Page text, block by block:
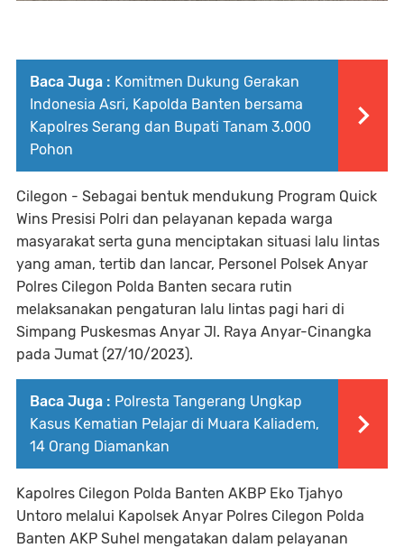
Baca Juga : Komitmen Dukung Gerakan
Indonesia Asri, Kapolda Banten bersama
Kapolres Serang dan Bupati Tanam 3.000
Pohon
Cilegon - Sebagai bentuk mendukung Program Quick
Wins Presisi Polri dan pelayanan kepada warga
masyarakat serta guna menciptakan situasi lalu lintas
yang aman, tertib dan lancar, Personel Polsek Anyar
Polres Cilegon Polda Banten secara rutin
melaksanakan pengaturan lalu lintas pagi hari di
Simpang Puskesmas Anyar Jl. Raya Anyar-Cinangka
pada Jumat (27/10/2023).
Baca Juga : Polresta Tangerang Ungkap
Kasus Kematian Pelajar di Muara Kaliadem,
14 Orang Diamankan
Kapolres Cilegon Polda Banten AKBP Eko Tjahyo
Untoro melalui Kapolsek Anyar Polres Cilegon Polda
Banten AKP Suhel mengatakan dalam pelayanan